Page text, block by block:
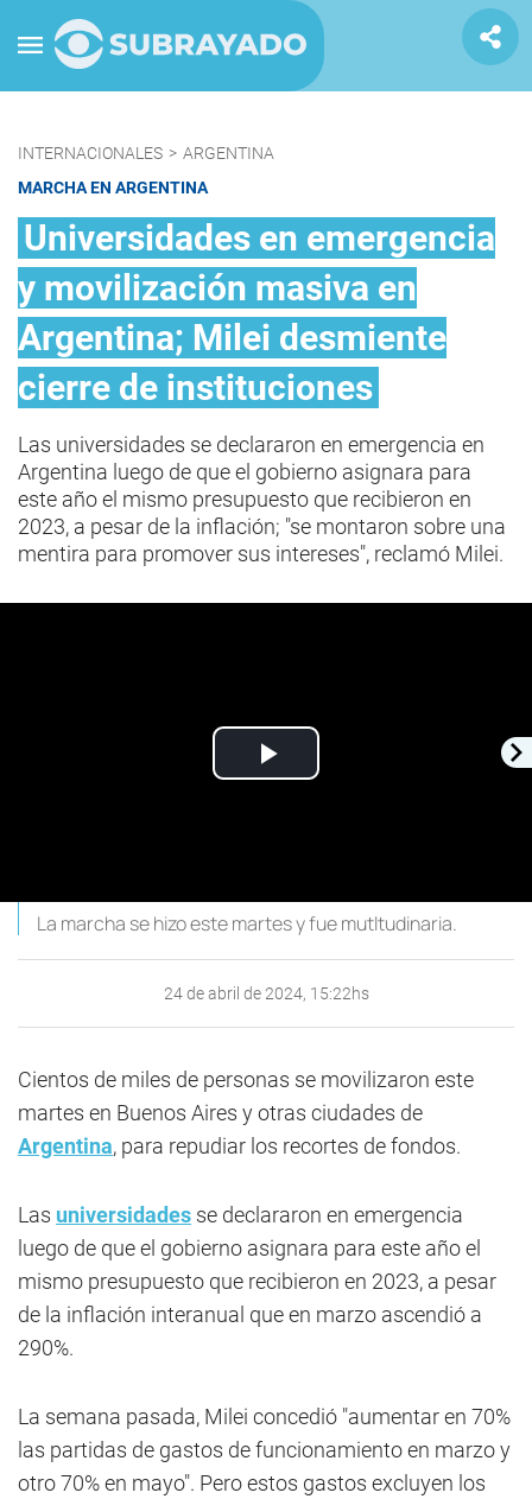
INTERNACIONALES > ARGENTINA
MARCHA EN ARGENTINA
Universidades en emergencia
y movilización masiva en
Argentina; Milei desmiente
cierre de instituciones
Las universidades se declararon en emergencia en
Argentina luego de que el gobierno asignara para
este año el mismo presupuesto que recibieron en
2023, a pesar de la inflación; "se montaron sobre una
mentira para promover sus intereses", reclamó Milei.
Play
La marcha se hizo este martes y fue mutltudinaria.
24 de abril de 2024, 15:22hs
Cientos de miles de personas se movilizaron este
martes en Buenos Aires y otras ciudades de
Argentina, para repudiar los recortes de fondos.
Las universidades se declararon en emergencia
luego de que el gobierno asignara para este año el
mismo presupuesto que recibieron en 2023, a pesar
de la inflación interanual que en marzo ascendió a
290%.
La semana pasada, Milei concedió "aumentar en 70%
las partidas de gastos de funcionamiento en marzo y
otro 70% en mayo". Pero estos gastos excluyen los